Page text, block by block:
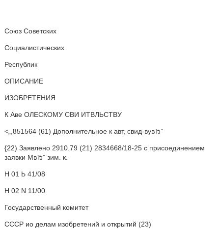
Союз Советских
Социалистических
Республик
ОПИСАНИЕ
ИЗОБРЕТЕНИЯ
К Аве ОЛЕСКОМУ СВИ ИТВЛЬСТВУ
<„,851564 (61) Дополнительное к авт, свид-вувЂ”
{22) Заявлено 2910.79 (21) 2834668/18-25 с присоединением
заявки МвЂ” зим. к.
Н 01 Ь 41/08
Н 02 N 11/00
Государственный комитет
СССР ио делам изобретений и открытий (23)